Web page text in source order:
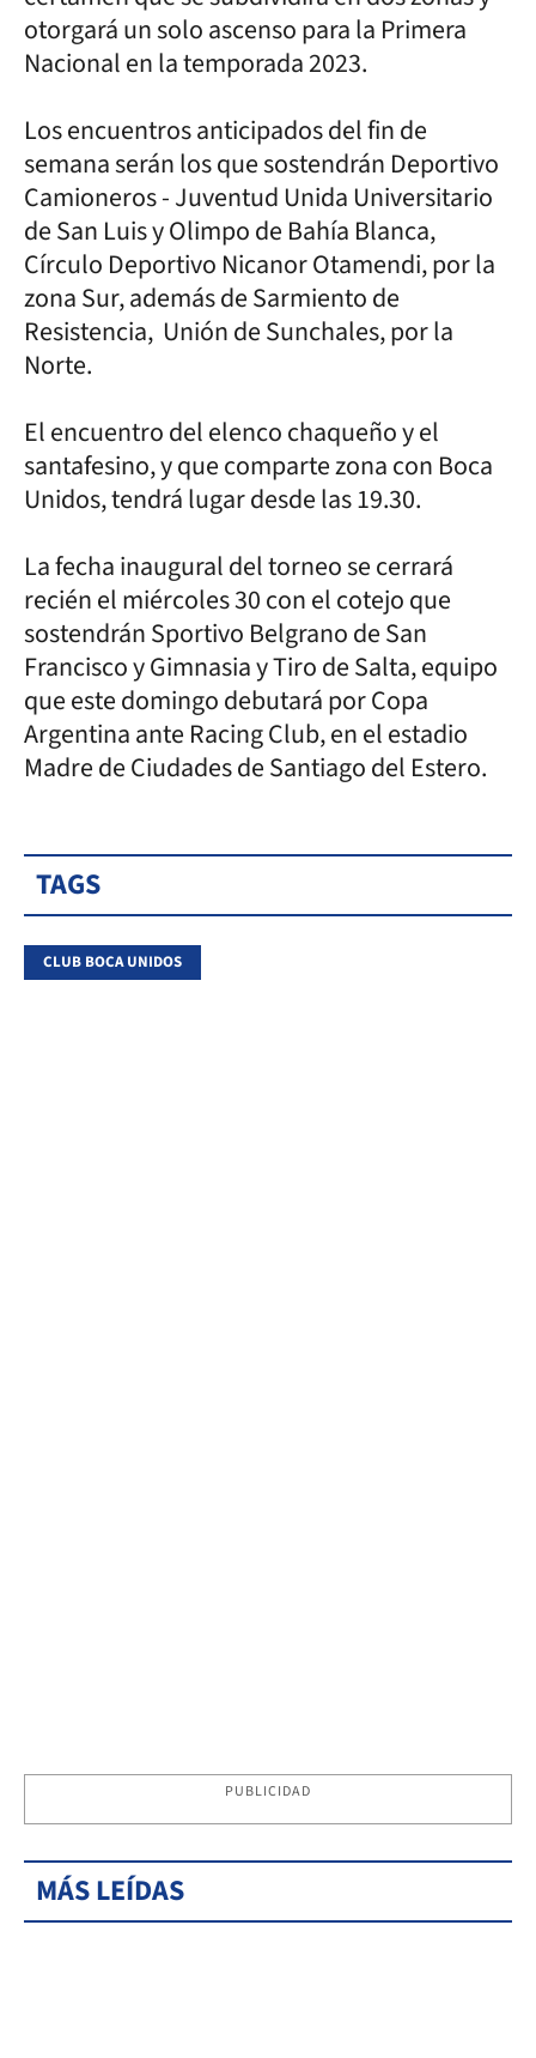
otorgará un solo ascenso para la Primera
Nacional en la temporada 2023.
Los encuentros anticipados del fin de
semana serán los que sostendrán Deportivo
Camioneros - Juventud Unida Universitario
de San Luis y Olimpo de Bahía Blanca,
Círculo Deportivo Nicanor Otamendi, por la
zona Sur, además de Sarmiento de
Resistencia, Unión de Sunchales, por la
Norte.
El encuentro del elenco chaqueño y el
santafesino, y que comparte zona con Boca
Unidos, tendrá lugar desde las 19.30.
La fecha inaugural del torneo se cerrará
recién el miércoles 30 con el cotejo que
sostendrán Sportivo Belgrano de San
Francisco y Gimnasia y Tiro de Salta, equipo
que este domingo debutará por Copa
Argentina ante Racing Club, en el estadio
Madre de Ciudades de Santiago del Estero.
TAGS
CLUB BOCA UNIDOS
PUBLICIDAD
MÁS LEÍDAS